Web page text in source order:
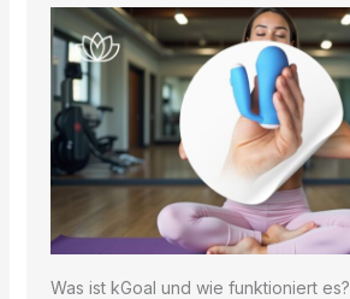
Was ist kGoal und wie funktioniert es?